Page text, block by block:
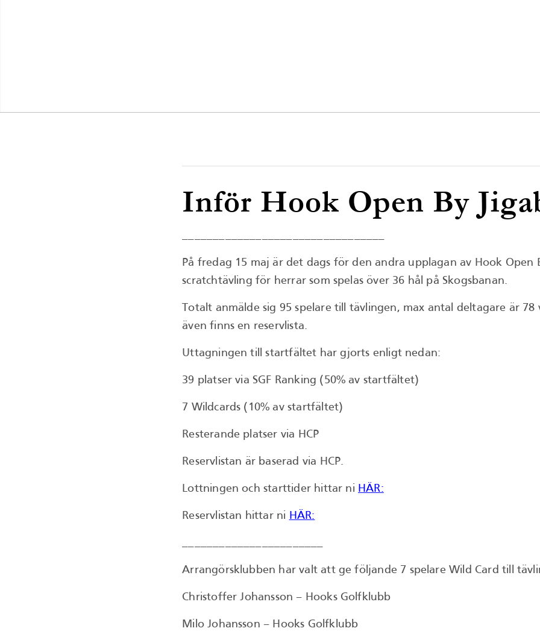
Inför Hook Open By
På fredag 15 maj är det dags för den andra upplagan av Hook Open
scratchtävling för herrar som spelas över 36 hål på Skogsbanan.
Totalt anmälde sig 95 spelare till tävlingen, max antal deltagare är
även finns en reservlista.
Uttagningen till startfältet har gjorts enligt nedan:
39 platser via SGF Ranking (50% av startfältet)
7 Wildcards (10% av startfältet)
Resterande platser via HCP
Reservlistan är baserad via HCP.
Lottningen och starttider hittar ni HÄR:
Reservlistan hittar ni HÄR:
Arrangörsklubben har valt att ge följande 7 spelare Wild Card till
Christoffer Johansson – Hooks Golfklubb
Milo Johansson – Hooks Golfklubb